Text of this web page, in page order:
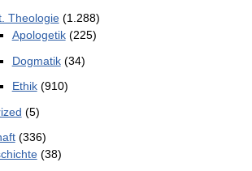
Theologie(1.288)
Apologetik(225)
Dogmatik(34)
Ethik(910)
(5)
(336)
(38)